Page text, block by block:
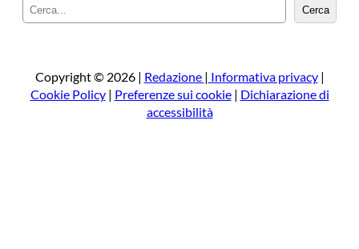
e
a
Cerca
Copyright © 2026 | Redazione | Informativa privacy|
Cookie Policy| Preferenze sui cookie| Dichiarazione di
accessibilità